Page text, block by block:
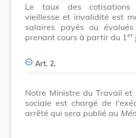
Le taux des cotisations
vieillesse et invalidité est
salaires payés ou
prenant cours à partir du 1 er
Art. 2.
Notre Ministre du Travail et
sociale est chargé de
arrêté qui sera publié au